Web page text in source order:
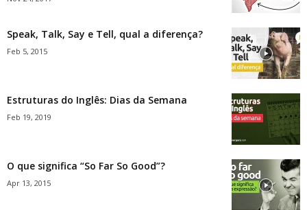
Speak, Talk, Say e Tell, qual a diferença?
Feb 5, 2015
Estruturas do Inglês: Dias da Semana
Feb 19, 2019
O que significa “So Far So Good”?
Apr 13, 2015